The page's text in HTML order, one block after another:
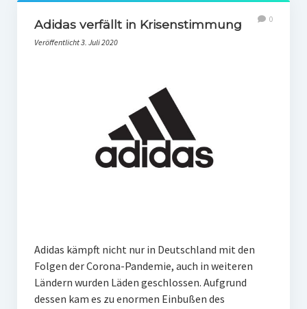
Adidas verfällt in Krisenstimmung
Veröffentlicht 3. Juli 2020
0
Adidas kämpft nicht nur in Deutschland mit den
Folgen der Corona-Pandemie, auch in weiteren
Ländern wurden Läden geschlossen. Aufgrund
dessen kam es zu enormen Einbußen des